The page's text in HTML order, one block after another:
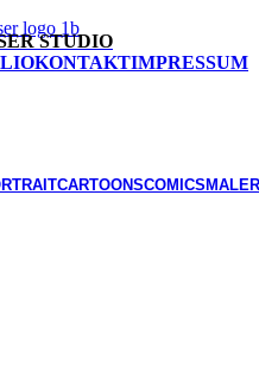
STUDIO
KONTAKTIMPRESSUM
CARTOONSCOMICS